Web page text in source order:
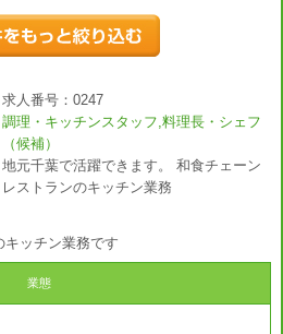
求人番号：0247
調理・キッチンスタッフ,料理長・シェフ
（候補）
地元千葉で活躍できます。 和食チェーン
レストランのキッチン業務
ッチン業務です
業態